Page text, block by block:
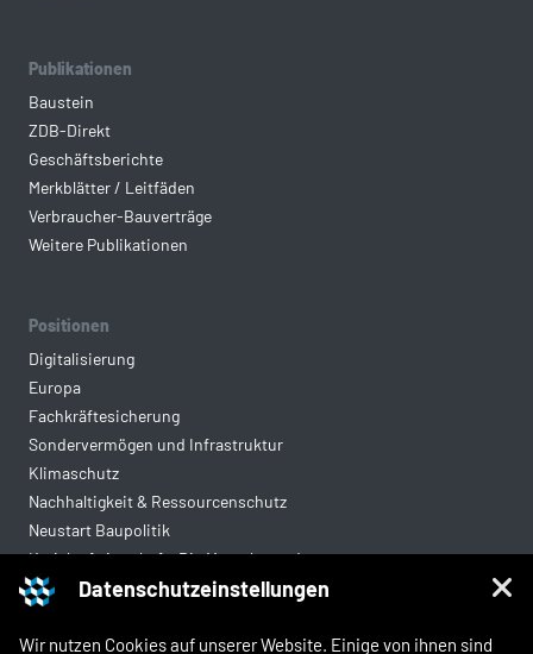
Datenschutzeinstellungen
Wir nutzen Cookies auf unserer Website. Einige von ihnen sind
Publikationen
Baustein
ZDB-Direkt
Geschäftsberichte
Merkblätter / Leitfäden
Verbraucher-Bauverträge
Weitere Publikationen
Positionen
Digitalisierung
Europa
Fachkräftesicherung
Sondervermögen und Infrastruktur
Klimaschutz
Nachhaltigkeit & Ressourcenschutz
Neustart Baupolitik
Kreislaufwirtschaft: Die Mantelverordnung
Mittelstandsgerechte Vergabe